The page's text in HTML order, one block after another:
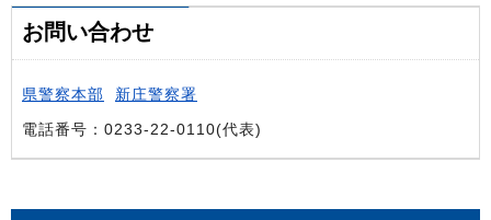
お問い合わせ
県警察本部
新庄警察署
電話番号：0233-22-0110(代表)